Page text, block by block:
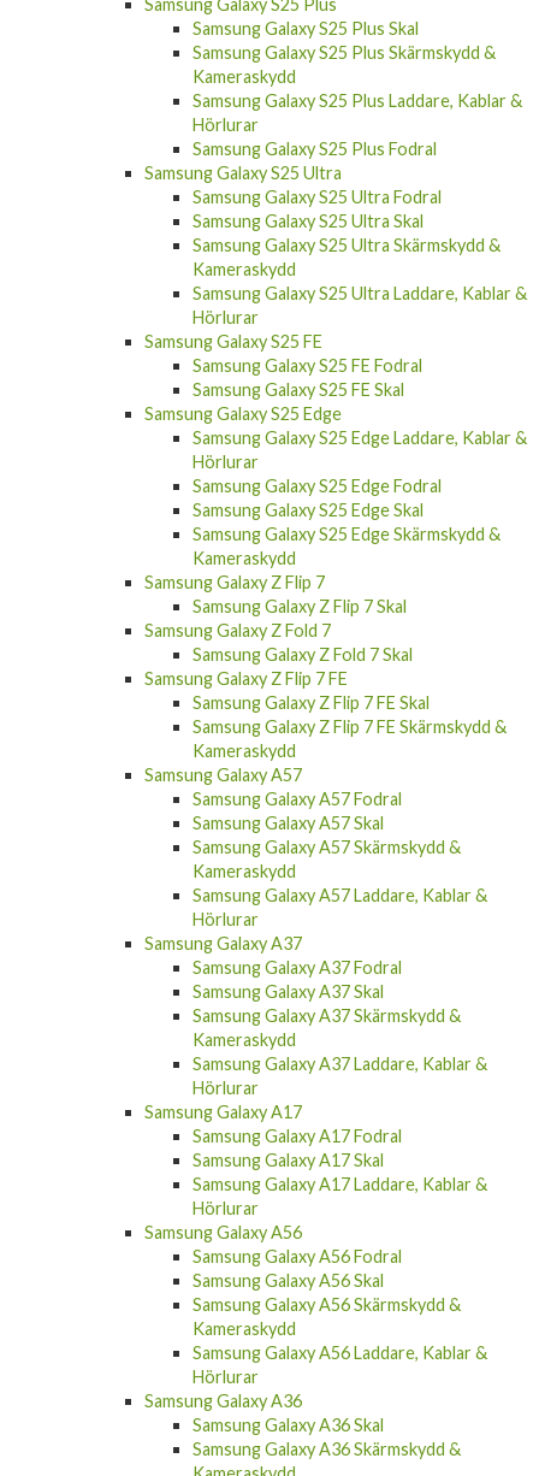
Samsung Galaxy S25 Plus Skal
Samsung Galaxy S25 Plus Skärmskydd &
Kameraskydd
Samsung Galaxy S25 Plus Laddare, Kablar &
Hörlurar
Samsung Galaxy S25 Plus Fodral
Samsung Galaxy S25 Ultra
Samsung Galaxy S25 Ultra Fodral
Samsung Galaxy S25 Ultra Skal
Samsung Galaxy S25 Ultra Skärmskydd &
Kameraskydd
Samsung Galaxy S25 Ultra Laddare, Kablar &
Hörlurar
Samsung Galaxy S25 FE
Samsung Galaxy S25 FE Fodral
Samsung Galaxy S25 FE Skal
Samsung Galaxy S25 Edge
Samsung Galaxy S25 Edge Laddare, Kablar &
Hörlurar
Samsung Galaxy S25 Edge Fodral
Samsung Galaxy S25 Edge Skal
Samsung Galaxy S25 Edge Skärmskydd &
Kameraskydd
Samsung Galaxy Z Flip 7
Samsung Galaxy Z Flip 7 Skal
Samsung Galaxy Z Fold 7
Samsung Galaxy Z Fold 7 Skal
Samsung Galaxy Z Flip 7 FE
Samsung Galaxy Z Flip 7 FE Skal
Samsung Galaxy Z Flip 7 FE Skärmskydd &
Kameraskydd
Samsung Galaxy A57
Samsung Galaxy A57 Fodral
Samsung Galaxy A57 Skal
Samsung Galaxy A57 Skärmskydd &
Kameraskydd
Samsung Galaxy A57 Laddare, Kablar &
Hörlurar
Samsung Galaxy A37
Samsung Galaxy A37 Fodral
Samsung Galaxy A37 Skal
Samsung Galaxy A37 Skärmskydd &
Kameraskydd
Samsung Galaxy A37 Laddare, Kablar &
Hörlurar
Samsung Galaxy A17
Samsung Galaxy A17 Fodral
Samsung Galaxy A17 Skal
Samsung Galaxy A17 Laddare, Kablar &
Hörlurar
Samsung Galaxy A56
Samsung Galaxy A56 Fodral
Samsung Galaxy A56 Skal
Samsung Galaxy A56 Skärmskydd &
Kameraskydd
Samsung Galaxy A56 Laddare, Kablar &
Hörlurar
Samsung Galaxy A36
Samsung Galaxy A36 Skal
Samsung Galaxy A36 Skärmskydd &